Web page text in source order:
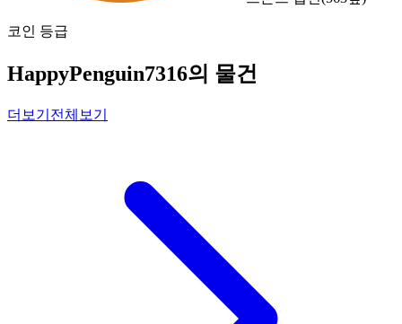
코인 등급
HappyPenguin7316의 물건
더보기 전체보기